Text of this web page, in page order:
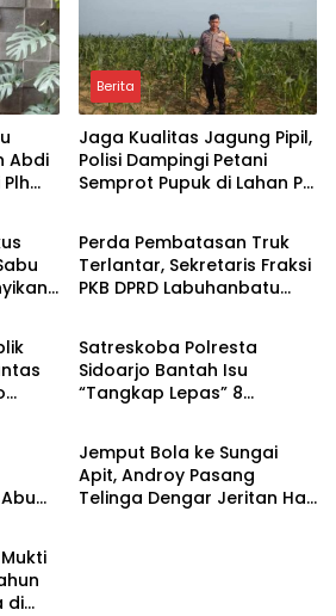
Abdi
Berita
Jaga Kualitas Jagung Pipil,
Polisi Dampingi Petani
Semprot Pupuk di Lahan PT
Berita
Perda Pembatasan Truk
Terlantar, Sekretaris Fraksi
PKB DPRD Labuhanbatu
Berita
Satreskoba Polresta
Sidoarjo Bantah Isu
“Tangkap Lepas” 8
Informasi Tidak Benar
Berita
Jemput Bola ke Sungai
Apit, Androy Pasang
Telinga Dengar Jeritan Hati
di